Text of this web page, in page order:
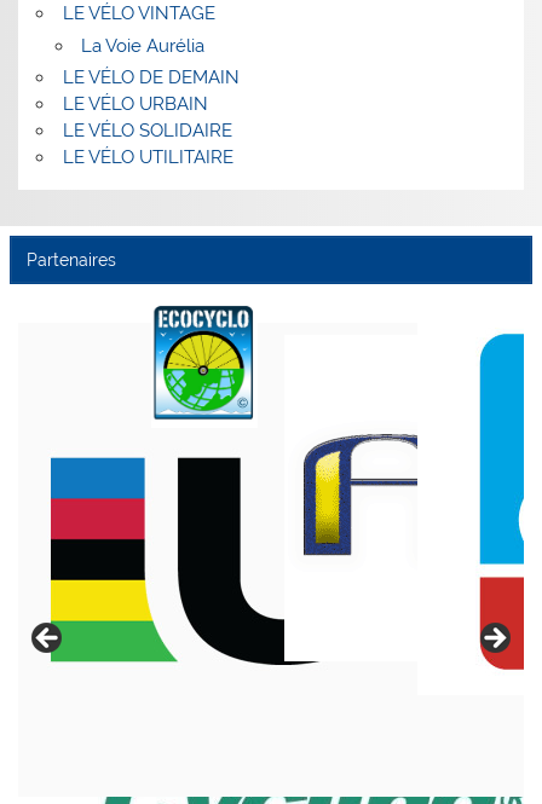
LE VÉLO VINTAGE
La Voie Aurélia
LE VÉLO DE DEMAIN
LE VÉLO URBAIN
LE VÉLO SOLIDAIRE
LE VÉLO UTILITAIRE
Partenaires